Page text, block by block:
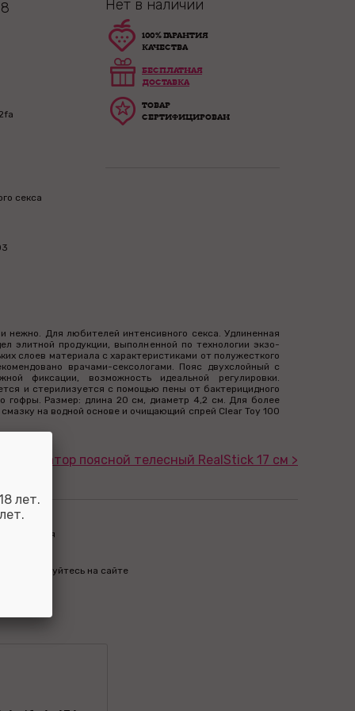
секса
Нет в наличии
100% ГАРАНТИЯ
КАЧЕСТВА
БЕСПЛАТНАЯ
ДОСТАВКА
ТОВАР
СЕРТИФИЦИРОВАН
Для любителей интенсивного секса. Удлиненная
элитной продукции, выполненной по технологии экзо-
слоев материала с характеристиками от полужесткого
врачами-сексологами. Пояс двухслойный с
фиксации, возможность идеальной регулировки.
и стерилизуется с помощью пены от бактерицидного
гофры. Размер: длина 20 см, диаметр 4,2 см. Для более
на водной основе и очищающий спрей Clear Toy 100
поясной телесный RealStick 17 см >
авторизуйтесь на сайте
лет.